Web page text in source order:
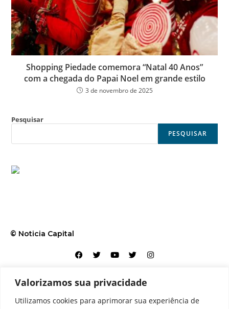
Valorizamos sua privacidade
Utilizamos cookies para aprimorar sua experiência de
Shopping Piedade comemora “Natal 40 Anos”
com a chegada do Papai Noel em grande estilo
3 de novembro de 2025
Pesquisar
PESQUISAR
© Noticia Capital
Contato Home Aviso legal Configurações de cookies